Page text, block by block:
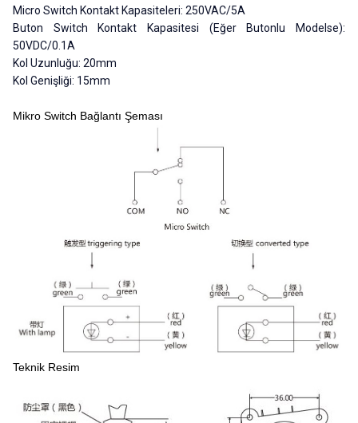
Micro Switch Kontakt Kapasiteleri: 250VAC/5A
Buton Switch Kontakt Kapasitesi (Eğer Butonlu Modelse):
50VDC/0.1A
Kol Uzunluğu: 20mm
Kol Genişliği: 15mm
Mikro Switch Bağlantı Şeması
Teknik Resim